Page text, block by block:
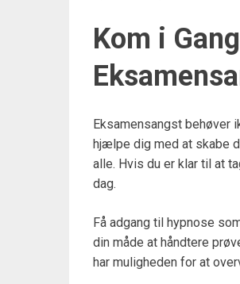
Kom i
Eksamensangst behøver
hjælpe dig med at skabe
alle. Hvis du er klar til at
dag.
Få adgang til hypnose
din måde at håndtere
har muligheden for at